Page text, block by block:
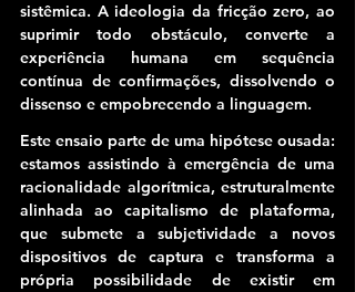
sistêmica. A ideologia da fricção zero, ao
suprimir todo obstáculo, converte a
experiência humana em sequência
contínua de confirmações, dissolvendo o
dissenso e empobrecendo a linguagem.
estamos assistindo à emergência de uma
racionalidade algorítmica, estruturalmente
alinhada ao capitalismo de plataforma,
que submete a subjetividade a novos
dispositivos de captura e transforma a
própria possibilidade de existir em